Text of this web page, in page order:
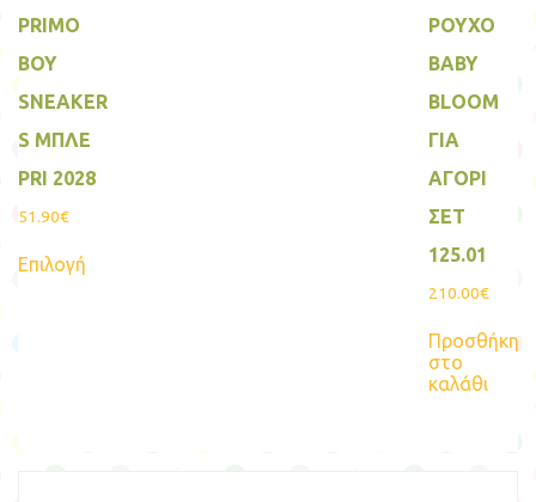
PRIMO
BOY
SNEAKER
S MΠΛΕ
PRI 2028
51.90€
Επιλογή
ΡΟΥΧΟ
BABY
BLOOM
ΓΙΑ
ΑΓΟΡΙ
ΣΕΤ
125.01
210.00€
Προσθήκη
στο
καλάθι